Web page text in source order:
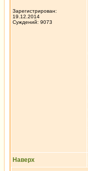
Зарегистрирован:
19.12.2014
Суждений: 9073
Наверх